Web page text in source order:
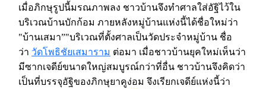
เมื่อภิกษุรูปนี้มรณภาพลง ชาวบ้านจึงทำศาลใส่อัฐิไว้ใน
บริเวณบ้านบักก้อม ภายหลังหมู่บ้านแห่งนี้ได้ชื่อใหม่ว่า
"บ้านเสมา”"บริเวณที่ตั้งศาลเป็นวัดประจำหมู่บ้าน ชื่อ
ว่า วัดโพธิชัยเสมาราม ต่อมา เมื่อชาวบ้านยุคใหม่เห็นว่า
มีซากเจดีย์ขนาดใหญ่สมบูรณ์กว่าที่อื่น ชาวบ้านจึงคิดว่า
เป็นที่บรรจุอัฐิของภิกษุยาคูง่อม จึงเรียกเจดีย์แห่งนี้ว่า